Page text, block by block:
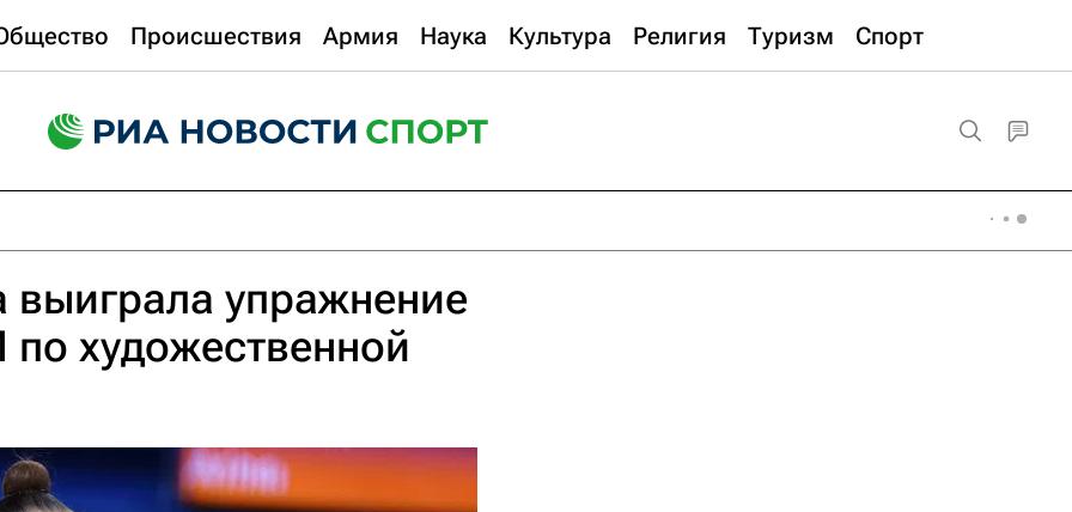
Происшествия Армия Наука Культура Религия Туризм Спорт
упражнение
художественной